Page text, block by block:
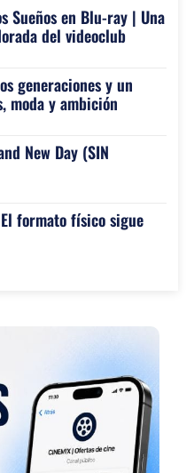
Sueños en Blu-ray | Una
del videoclub
generaciones y un
moda y ambición
New Day (SIN
formato físico sigue